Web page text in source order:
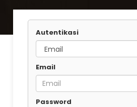
Autentikasi
Email
Password